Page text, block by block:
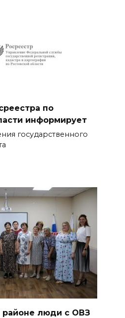
по
информирует
государственного
районе люди с ОВЗ